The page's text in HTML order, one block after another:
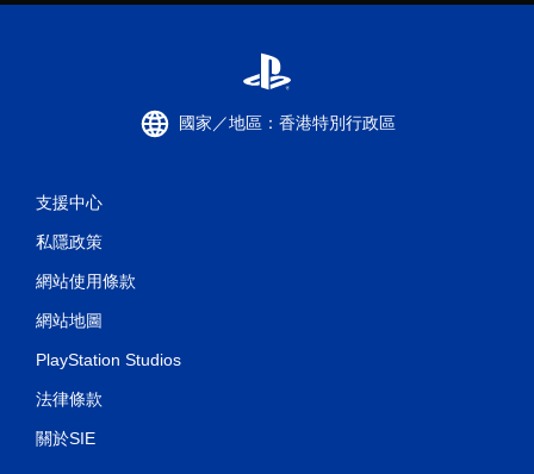
國家／地區：香港特別行政區
支援中心
私隱政策
網站使用條款
網站地圖
PlayStation Studios
法律條款
關於SIE